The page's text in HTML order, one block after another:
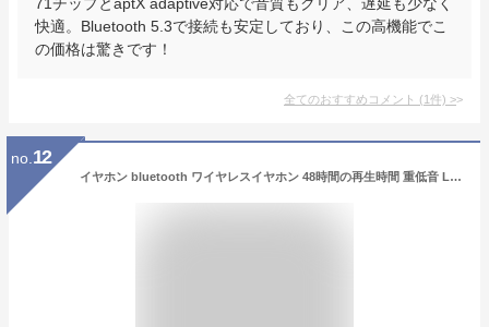
快適。Bluetooth 5.3で接続も安定しており、この高機能でこ
の価格は驚きです！
全てのおすすめコメント (1件) >
no. 12
イヤホン bluetooth ワイヤレスイヤホン 48時間の再生時間 重低音 LEDディスプレイ表示 小型/軽量 IPX7防水 ブルートゥース 接続瞬時 Hi-Fi ブルートゥースイヤホン Type-C 急速充電 ぶるーとぅーすイヤホン iPhone/Android/Pad適用 スポーツ/通勤/通学/WEB会議 (ホワイト)